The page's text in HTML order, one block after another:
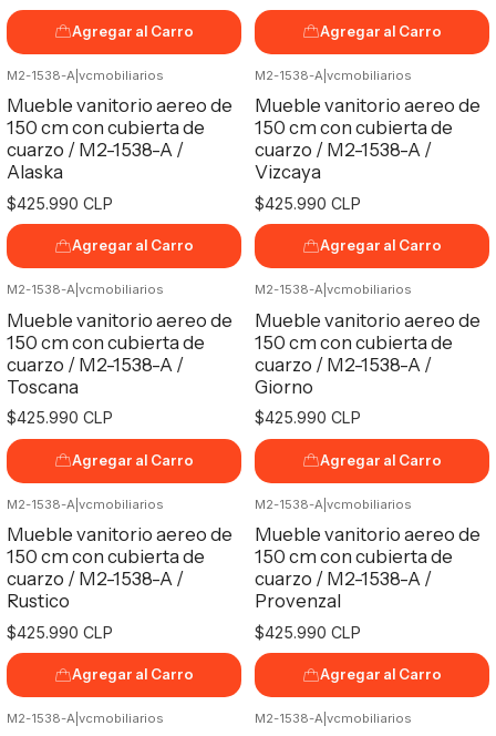
Agregar al Carro Agregar al Carro
M2-1538-A| vcmobiliarios
Mueble vanitorio aereo de
150 cm con cubierta de
cuarzo / M2-1538-A /
Alaska
$425.990 CLP
Agregar al Carro
M2-1538-A| vcmobiliarios
Mueble vanitorio aereo de
150 cm con cubierta de
cuarzo / M2-1538-A /
Vizcaya
$425.990 CLP
Agregar al Carro
M2-1538-A| vcmobiliarios
Mueble vanitorio aereo de
150 cm con cubierta de
cuarzo / M2-1538-A /
Toscana
$425.990 CLP
Agregar al Carro
M2-1538-A| vcmobiliarios
Mueble vanitorio aereo de
150 cm con cubierta de
cuarzo / M2-1538-A /
Giorno
$425.990 CLP
Agregar al Carro
M2-1538-A vcmobiliarios
Mueble vanitorio aereo de
150 cm con cubierta de
cuarzo / M2-1538-A /
Rustico
$425.990 CLP
Agregar al Carro
M2-1538-A vcmobiliarios
Mueble vanitorio aereo de
150 cm con cubierta de
cuarzo / M2-1538-A /
Provenzal
$425.990 CLP
Agregar al Carro
M2-1538-A| vcmobiliarios M2-1538-A| vcmobiliarios